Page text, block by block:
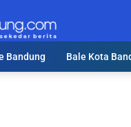
Bandung Bale Kota